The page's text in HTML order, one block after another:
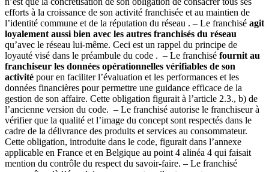
efforts à la croissance de son activité franchisée et au maintien de
l’identité commune et de la réputation du réseau . – Le franchisé agit
loyalement aussi bien avec les autres franchisés du réseau
qu’avec le réseau lui-même. Ceci est un rappel du principe de
loyauté visé dans le préambule du code . – Le franchisé fournit au
franchiseur les données opérationnelles vérifiables de son
activité pour en faciliter l’évaluation et les performances et les
données financières pour permettre une guidance efficace de la
gestion de son affaire. Cette obligation figurait à l’article 2.3., b) de
l’ancienne version du code. – Le franchisé autorise le franchiseur à
vérifier que la qualité et l’image du concept sont respectés dans le
cadre de la délivrance des produits et services au consommateur.
Cette obligation, introduite dans le code, figurait dans l’annexe
applicable en France et en Belgique au point 4 alinéa 4 qui faisait
mention du contrôle du respect du savoir-faire. – Le franchisé